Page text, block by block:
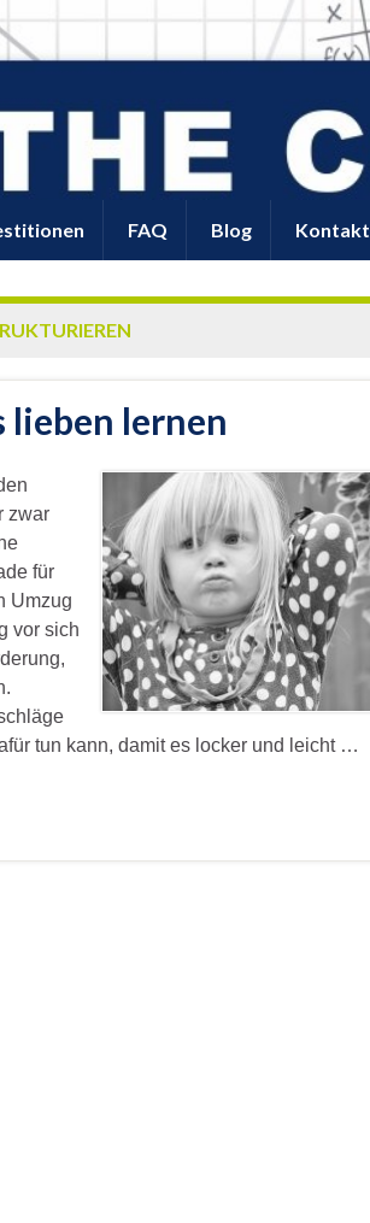
FAQ Blog Kontakt
lieben lernen
zwar
für
Umzug
vor sich
tun kann, damit es locker und leicht …